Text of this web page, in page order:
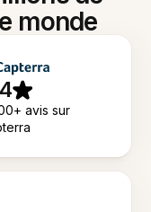
monde
avis sur